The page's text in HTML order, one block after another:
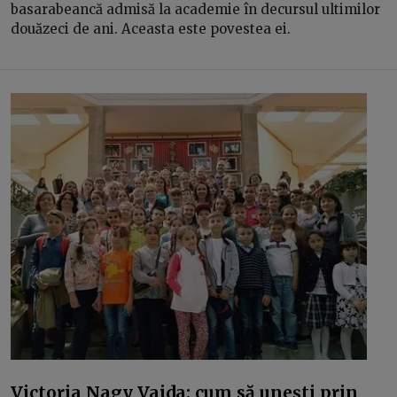
basarabeancă admisă la academie în decursul ultimilor
douăzeci de ani. Aceasta este povestea ei.
Victoria Nagy Vajda: cum să unești prin